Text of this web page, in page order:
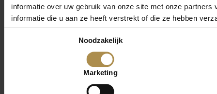
informatie over uw gebruik van onze site met onze
informatie die u aan ze heeft verstrekt of die ze hebben
Noodzakelijk
Marketing